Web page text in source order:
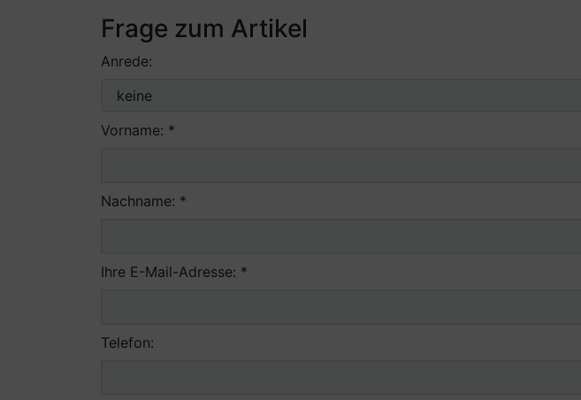
Frage zum Artikel
Anrede:
Vorname: *
Nachname: *
Ihre E-Mail-Adresse: *
Telefon: